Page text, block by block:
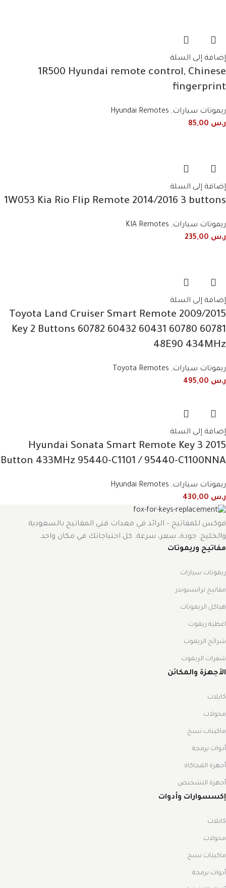
إضافة إلى السلة
1R500 Hyundai remote control, Chinese
fingerprint
ريموتات سيارات,
Hyundai Remotes
ر.س
إضافة إلى السلة
1W053 Kia Rio Flip Remote 2014/2016 3 buttons
ريموتات سيارات,
KIA Remotes
ر.س
إضافة إلى السلة
2009/2015 Toyota Land Cruiser Smart Remote
Key 2 Buttons 60782 60432 60431 60780 60781
48E90 434MHz
ريموتات سيارات,
Toyota Remotes
ر.س
إضافة إلى السلة
2015 Hyundai Sonata Smart Remote Key 3
Button 433MHz 95440-C1101 / 95440-C1100NNA
ريموتات سيارات,
Hyundai Remotes
ر.س
فوكس للمفاتيح – الرائد في معدات فني المفاتيح بالسعودية
والخليج. جودة، سعر، سرعة. كل احتياجاتك في مكان واحد.
مفاتيح وريموتات
ريموتات سيارات
مفاتيح ترانسبوندر
هياكل الريموتات
اغطية ريموت
شرائح الريموت
شفرات الريموت
الأجهزة والمكائن
كابلات
محولات
ماكينات نسخ
أدوات برمجة
أجهزة المحاكاة
أجهزة التشخيص
إكسسوارات وأدوات
كابلات
محولات
ماكينات نسخ
أدوات برمجة